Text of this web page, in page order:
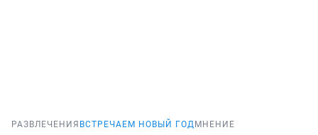
РАЗВЛЕЧЕНИЯ ВСТРЕЧАЕМ НОВЫЙ ГОД МНЕНИЕ